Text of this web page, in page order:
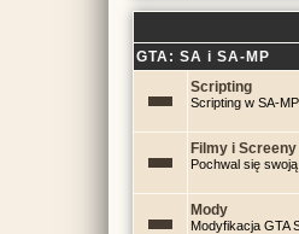
GTA: SA i SA-MP
Scripting
Scripting w SA-MP
Filmy i Screeny
Pochwal się
Mody
Modyfikacja GTA